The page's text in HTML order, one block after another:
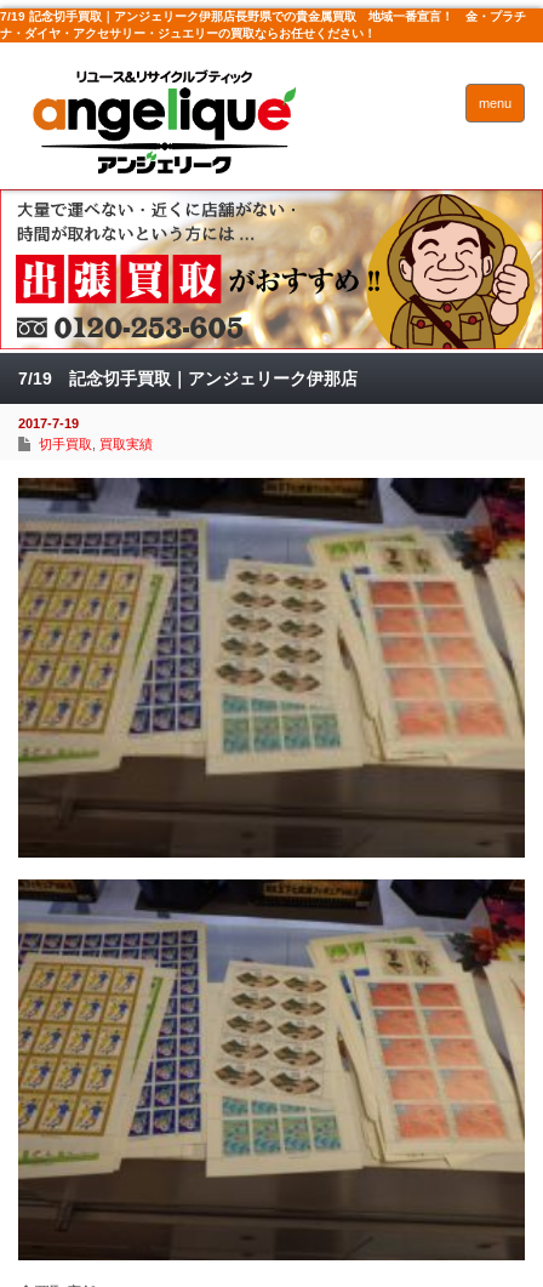
7/19 記念切手買取｜アンジェリーク伊那店長野県での貴金属買取 地域一番宣言！ 金・プラチ
ナ・ダイヤ・アクセサリー・ジュエリーの買取ならお任せください！
menu
7/19 記念切手買取｜アンジェリーク伊那店
2017-7-19
切手買取
買取実績